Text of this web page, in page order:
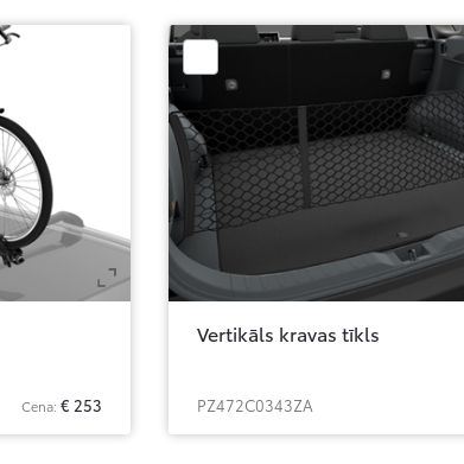
Zoom
Cena: € 253
Vertikāls kravas tīkls
PZ472C0343ZA